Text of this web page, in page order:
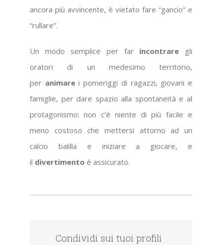
ancora più avvincente, è vietato fare “gancio” e
“rullare”.
Un modo semplice per far incontrare gli
oratori di un medesimo territorio,
per animarei pomeriggi di ragazzi, giovani e
famiglie, per dare spazio alla spontaneità e al
protagonismo: non c’è niente di più facile e
meno costoso che mettersi attorno ad un
calcio balilla e iniziare a giocare, e
il divertimento è assicurato.
Condividi sui tuoi profili